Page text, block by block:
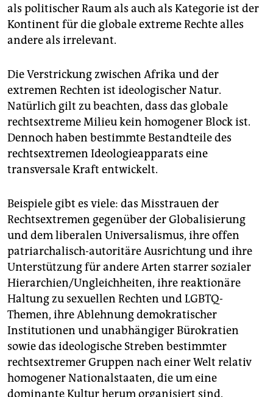
als politischer Raum als auch als Kategorie ist der
Kontinent für die globale extreme Rechte alles
andere als irrelevant.
Die Verstrickung zwischen Afrika und der
extremen Rechten ist ideologischer Natur.
Natürlich gilt zu beachten, dass das globale
rechtsextreme Milieu kein homogener Block ist.
Dennoch haben bestimmte Bestandteile des
rechtsextremen Ideologieapparats eine
transversale Kraft entwickelt.
Beispiele gibt es viele: das Misstrauen der
Rechtsextremen gegenüber der Globalisierung
und dem liberalen Universalismus, ihre offen
patriarchalisch-autoritäre Ausrichtung und ihre
Unterstützung für andere Arten starrer sozialer
Hierarchien/Ungleichheiten, ihre reaktionäre
Haltung zu sexuellen Rechten und LGBTQ-
Themen, ihre Ablehnung demokratischer
Institutionen und unabhängiger Bürokratien
sowie das ideologische Streben bestimmter
rechtsextremer Gruppen nach einer Welt relativ
homogener Nationalstaaten, die um eine
dominante Kultur herum organisiert sind.